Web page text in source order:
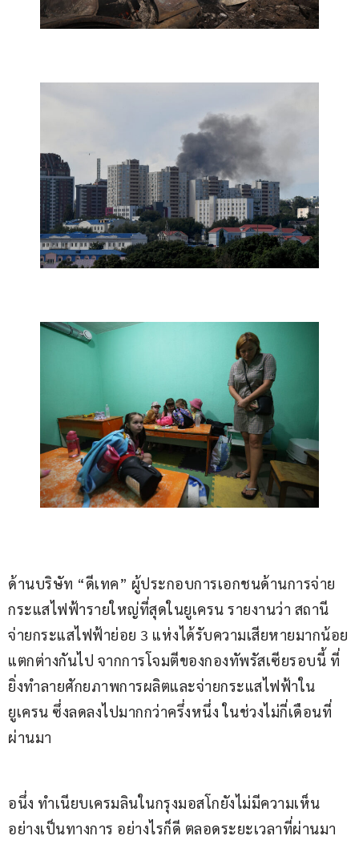
ด้านบริษัท “ดีเทค” ผู้ประกอบการเอกชนด้านการจ่าย
กระแสไฟฟ้ารายใหญ่ที่สุดในยูเครน รายงานว่า สถานี
จ่ายกระแสไฟฟ้าย่อย 3 แห่งได้รับความเสียหายมากน้อย
แตกต่างกันไป จากการโจมตีของกองทัพรัสเซียรอบนี้ ที่
ยิ่งทำลายศักยภาพการผลิตและจ่ายกระแสไฟฟ้าใน
ยูเครน ซึ่งลดลงไปมากกว่าครึ่งหนึ่ง ในช่วงไม่กี่เดือนที่
ผ่านมา
อนึ่ง ทำเนียบเครมลินในกรุงมอสโกยังไม่มีความเห็น
อย่างเป็นทางการ อย่างไรก็ดี ตลอดระยะเวลาที่ผ่านมา